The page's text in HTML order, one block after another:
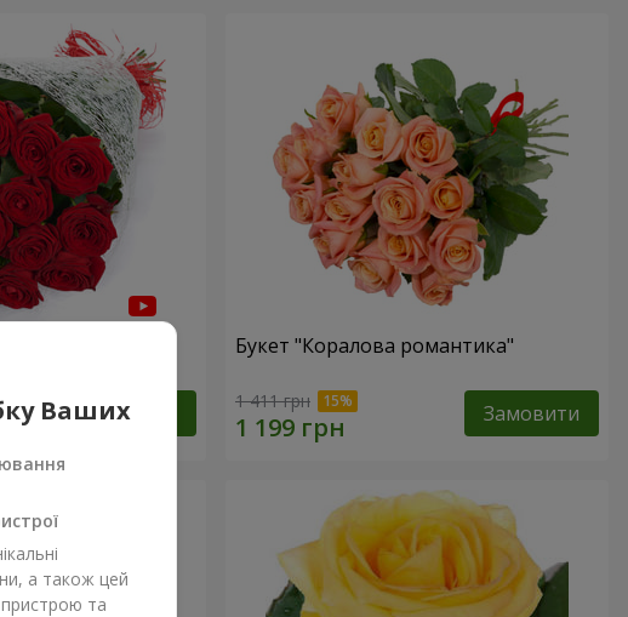
Замовити
Букет "Коралова романтика"
1 411 грн Замовити
Ваших
а також цей
та